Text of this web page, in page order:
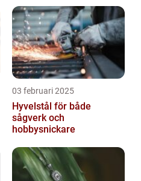
03 februari 2025
Hyvelstål för både
sågverk och
hobbysnickare